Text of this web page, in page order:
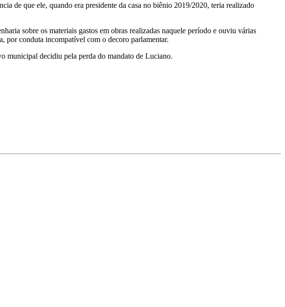
de que ele, quando era presidente da casa no biênio 2019/2020, teria realizado
sobre os materiais gastos em obras realizadas naquele período e ouviu várias
por conduta incompatível com o decoro parlamentar.
municipal decidiu pela perda do mandato de Luciano.